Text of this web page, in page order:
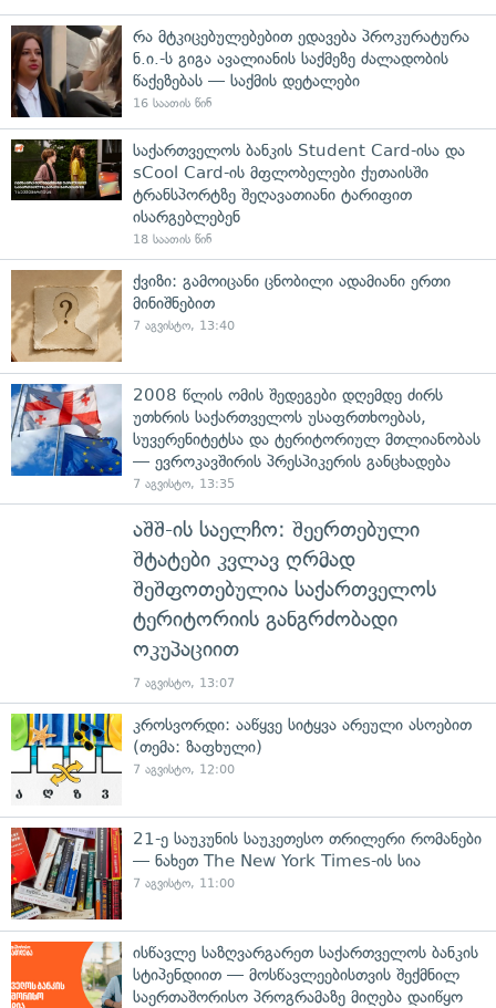
რა მტკიცებულებებით ედავება პროკურატურა
ნ.ი.-ს გიგა ავალიანის საქმეზე ძალადობის
წაქეზებას — საქმის დეტალები
16 საათის წინ
საქართველოს ბანკის Student Card-ისა და
sCool Card-ის მფლობელები ქუთაისში
ტრანსპორტზე შეღავათიანი ტარიფით
ისარგებლებენ
18 საათის წინ
ქვიზი: გამოიცანი ცნობილი ადამიანი ერთი
მინიშნებით
7 აგვისტო, 13:40
2008 წლის ომის შედეგები დღემდე ძირს
უთხრის საქართველოს უსაფრთხოებას,
სუვერენიტეტსა და ტერიტორიულ მთლიანობას
— ევროკავშირის პრესპიკერის განცხადება
7 აგვისტო, 13:35
აშშ-ის საელჩო: შეერთებული
შტატები კვლავ ღრმად
შეშფოთებულია საქართველოს
ტერიტორიის განგრძობადი
ოკუპაციით
7 აგვისტო, 13:07
კროსვორდი: ააწყვე სიტყვა არეული ასოებით
(თემა: ზაფხული)
7 აგვისტო, 12:00
21-ე საუკუნის საუკეთესო თრილერი რომანები
— ნახეთ The New York Times-ის სია
7 აგვისტო, 11:00
ისწავლე საზღვარგარეთ საქართველოს ბანკის
სტიპენდიით — მოსწავლეებისთვის შექმნილ
საერთაშორისო პროგრამაზე მიღება დაიწყო